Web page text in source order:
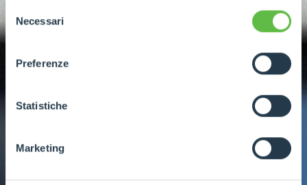
ogni pagina, selezionare "Modifichi il suo consenso" e
dell'informativa completa nel footer presente in ogni
pagina. Per esercitare i diritti riconosciuti all'interessato ai
GDPR abbiamo predisposto una
apposita procedura.
del
consenso
Necessari
Preferenze
Statistiche
Marketing